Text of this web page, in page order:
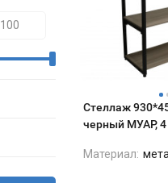
Стеллаж
черный МУАР,
Материал: